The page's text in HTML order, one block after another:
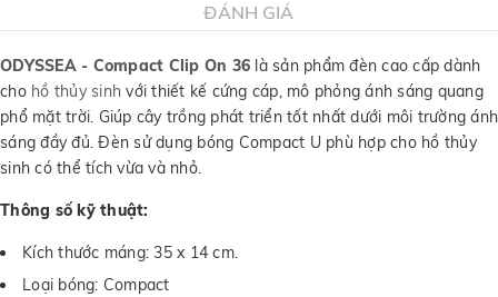
ĐÁNH GIÁ
ODYSSEA - Compact Clip On 36 là sản phẩm đèn cao cấp dành
cho hồ thủy sinh với thiết kế cứng cáp, mô phỏng ánh sáng quang
phổ mặt trời. Giúp cây trồng phát triển tốt nhất dưới môi trường ánh
sáng đầy đủ. Đèn sử dụng bóng Compact U phù hợp cho hồ thủy
sinh có thể tích vừa và nhỏ.
Thông số kỹ thuật:
Kích thước máng: 35 x 14 cm.
Loại bóng: Compact